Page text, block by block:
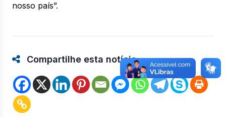
nosso país”.
Compartilhe esta notícia